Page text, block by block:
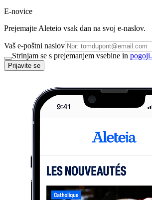
E-novice
Prejemajte Aleteio vsak dan na svoj e-naslov.
Vaš e-poštni naslov
Strinjam se s prejemanjem vsebine in pogoji.
Prijavite se